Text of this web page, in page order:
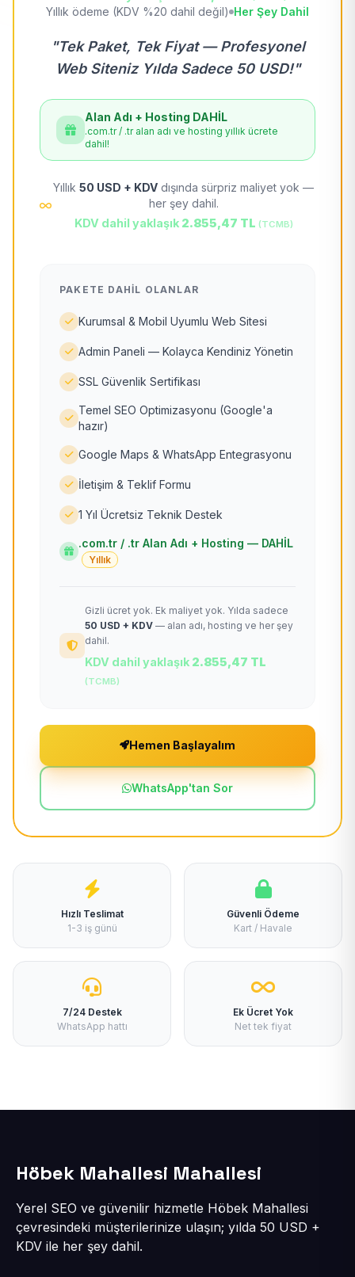
Yıllık ödeme (KDV %20 dahil değil) Her Şey Dahil
"Tek Paket, Tek Fiyat — Profesyonel
Web Siteniz Yılda Sadece 50 USD!"
Alan Adı + Hosting DAHİL
.com.tr / .tr alan adı ve hosting yıllık ücrete
dahil!
Yıllık 50 USD + KDV dışında sürpriz maliyet yok —
her şey dahil.
KDV dahil yaklaşık 2.855,47 TL (TCMB)
PAKETE DAHIL OLANLAR
Kurumsal & Mobil Uyumlu Web Sitesi
Admin Paneli — Kolayca Kendiniz Yönetin
SSL Güvenlik Sertifikası
Temel SEO Optimizasyonu (Google'a
hazır)
Google Maps & WhatsApp Entegrasyonu
İletişim & Teklif Formu
1 Yıl Ücretsiz Teknik Destek
.com.tr / .tr Alan Adı + Hosting — DAHİL
Yıllık
Gizli ücret yok. Ek maliyet yok. Yılda sadece
50 USD + KDV — alan adı, hosting ve her şey
dahil.
KDV dahil yaklaşık 2.855,47 TL
(TCMB)
Hemen Başlayalım
WhatsApp'tan Sor
Hızlı Teslimat
1-3 iş günü
Güvenli Ödeme
Kart / Havale
7/24 Destek
WhatsApp hattı
Ek Ücret Yok
Net tek fiyat
Höbek Mahallesi Mahallesi
Yerel SEO ve güvenilir hizmetle Höbek Mahallesi
çevresindeki müşterilerinize ulaşın; yılda 50 USD +
KDV ile her şey dahil.